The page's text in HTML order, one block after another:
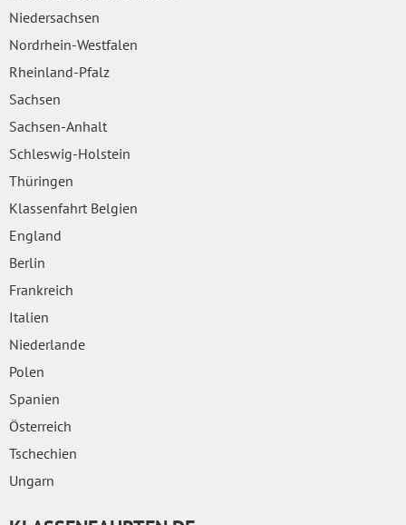
Niedersachsen
Nordrhein-Westfalen
Rheinland-Pfalz
Sachsen
Sachsen-Anhalt
Schleswig-Holstein
Thüringen
Klassenfahrt Belgien
England
Berlin
Frankreich
Italien
Niederlande
Polen
Spanien
Österreich
Tschechien
Ungarn